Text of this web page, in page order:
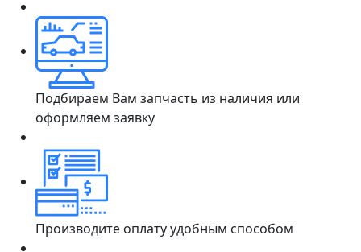
Подбираем Вам запчасть из наличия или
оформляем заявку
Производите оплату удобным способом